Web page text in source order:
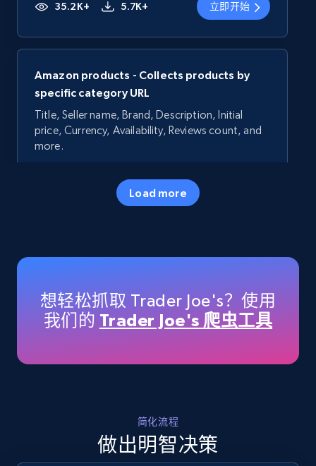
35.2K+ 5.7K+ 立即开始
Amazon products - Collects products by
specific category URL
Title, Seller name, Brand, Description, Initial
price, Currency, Availability, Reviews count, and
more.
5.7K+
Title, Seller name, Brand, Description, Initial
price, Currency, Availability, Reviews count, and
more.
35.2K+ 5.7K+ 立即开始
Amazon products - find products by using
upc numbers
Load more
想轻松抓取 Trader Joe's？使用
我们的 Trader Joe's 爬虫工具
简化流程
做出明智决策